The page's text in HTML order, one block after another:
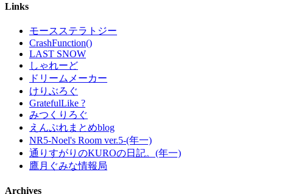
Links
モースステラトジー
CrashFunction()
LAST SNOW
しゃれーど
ドリームメーカー
けりぶろぐ
GratefulLike ?
みつくりろぐ
えんぷれまとめblog
NR5-Noel's Room ver.5-(年一)
通りすがりのKUROの日記。(年一)
鷹月ぐみな情報局
Archives